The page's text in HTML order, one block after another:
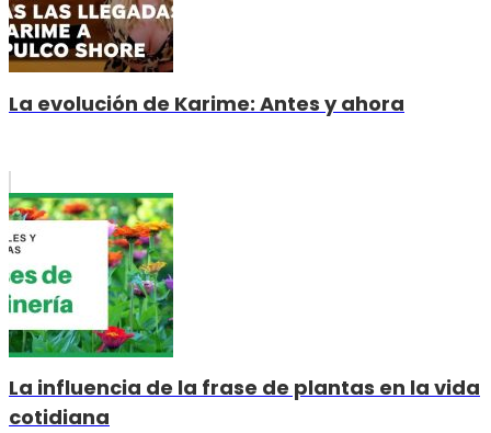
La evolución de Karime: Antes y ahora
La influencia de la frase de plantas en la vida
cotidiana